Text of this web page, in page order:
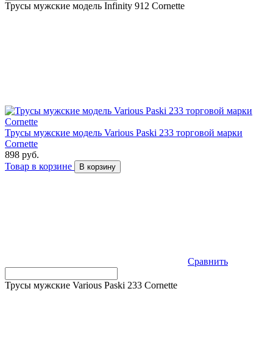
Трусы мужские модель Infinity 912 Cornette
Трусы мужские модель Various Paski 233 торговой марки
Cornette
898 руб.
Товар в корзине
В корзину
Сравнить
Трусы мужские Various Paski 233 Cornette